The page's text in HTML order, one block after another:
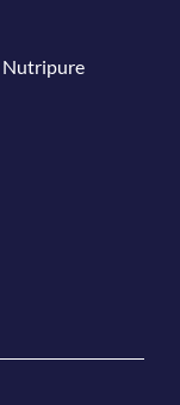
Nutripure